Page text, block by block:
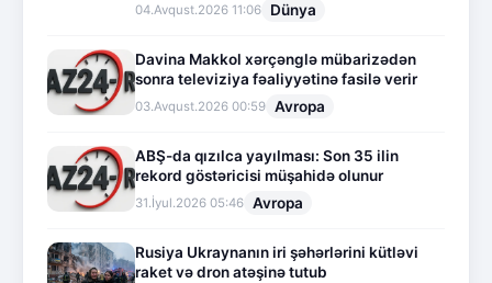
04.Avqust.2026 11:06 Dünya
Davina Makkol xərçənglə mübarizədən
sonra televiziya fəaliyyətinə fasilə verir
03.Avqust.2026 00:59 Avropa
ABŞ-da qızılca yayılması: Son 35 ilin
rekord göstəricisi müşahidə olunur
31.İyul.2026 05:46 Avropa
Rusiya Ukraynanın iri şəhərlərini kütləvi
raket və dron atəşinə tutub